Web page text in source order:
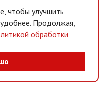
чтобы улучшить
удобнее. Продолжая,
обработки